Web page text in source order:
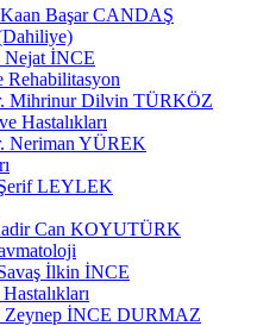
Başar CANDAŞ
Nejat İNCE
Rehabilitasyon
Mihrinur Dilvin TÜRKÖZ
Hastalıkları
Neriman YÜREK
LEYLEK
Can KOYUTÜRK
İlkin İNCE
Zeynep İNCE DURMAZ